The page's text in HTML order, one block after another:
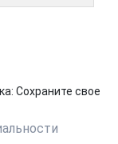
Сохраните свое